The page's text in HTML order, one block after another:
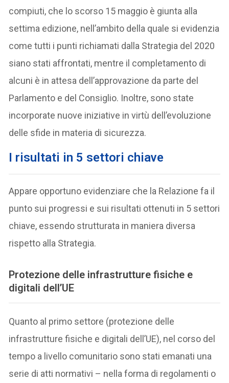
compiuti, che lo scorso 15 maggio è giunta alla
settima edizione, nell’ambito della quale si evidenzia
come tutti i punti richiamati dalla Strategia del 2020
siano stati affrontati, mentre il completamento di
alcuni è in attesa dell’approvazione da parte del
Parlamento e del Consiglio. Inoltre, sono state
incorporate nuove iniziative in virtù dell’evoluzione
delle sfide in materia di sicurezza.
I risultati in 5 settori chiave
Appare opportuno evidenziare che la Relazione fa il
punto sui progressi e sui risultati ottenuti in 5 settori
chiave, essendo strutturata in maniera diversa
rispetto alla Strategia.
Protezione delle infrastrutture fisiche e
digitali dell’UE
Quanto al primo settore (protezione delle
infrastrutture fisiche e digitali dell’UE), nel corso del
tempo a livello comunitario sono stati emanati una
serie di atti normativi – nella forma di regolamenti o